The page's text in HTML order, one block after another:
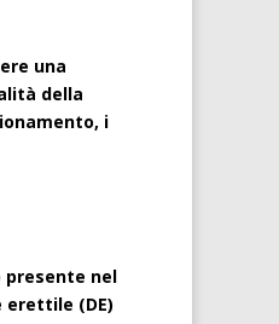
una
della
i
nel
erettile (DE)